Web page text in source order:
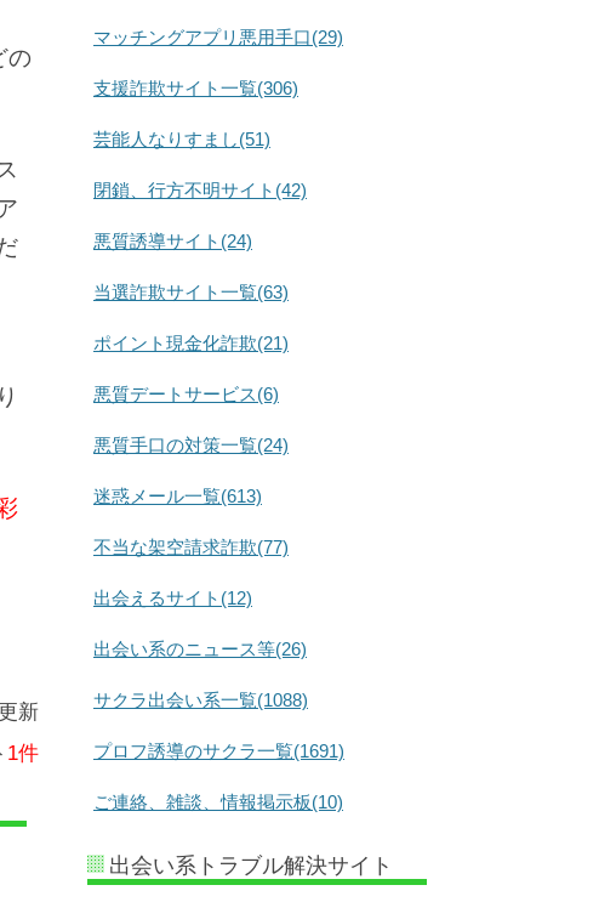
の
新
1件
マッチングアプリ悪用手口(29)
支援詐欺サイト一覧(306)
芸能人なりすまし(51)
閉鎖、行方不明サイト(42)
悪質誘導サイト(24)
当選詐欺サイト一覧(63)
ポイント現金化詐欺(21)
悪質デートサービス(6)
悪質手口の対策一覧(24)
迷惑メール一覧(613)
不当な架空請求詐欺(77)
出会えるサイト(12)
出会い系のニュース等(26)
サクラ出会い系一覧(1088)
プロフ誘導のサクラ一覧(1691)
ご連絡、雑談、情報掲示板(10)
出会い系トラブル解決サイト